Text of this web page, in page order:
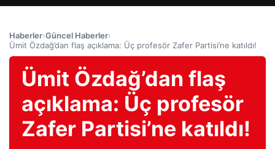
Haberler›Güncel Haberler›
Ümit Özdağ’dan flaş açıklama: Üç profesör Zafer Partisi’ne katıldı!
Ümit Özdağ’dan flaş
açıklama: Üç profesör
Zafer Partisi’ne katıldı!